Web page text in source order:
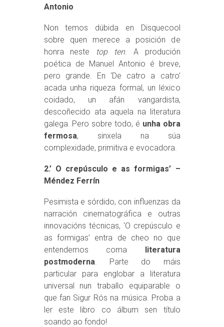
Antonio
Non temos dúbida en Disquecool
sobre quen merece a posición de
honra neste top ten. A produción
poética de Manuel Antonio é breve,
pero grande. En ‘De catro a catro’
acada unha riqueza formal, un léxico
coidado, un afán vangardista,
descoñecido ata aquela na literatura
galega. Pero sobre todo, é unha obra
fermosa, sinxela na súa
complexidade, primitiva e evocadora.
2.’ O crepúsculo e as formigas’ –
Méndez Ferrín
Pesimista e sórdido, con influenzas da
narración cinematográfica e outras
innovacións técnicas, ‘O crepúsculo e
as formigas’ entra de cheo no que
entendemos coma literatura
postmoderna. Parte do máis
particular para englobar a literatura
universal nun traballo equiparable o
que fan Sigur Rós na música. Proba a
ler este libro co álbum sen título
soando ao fondo!